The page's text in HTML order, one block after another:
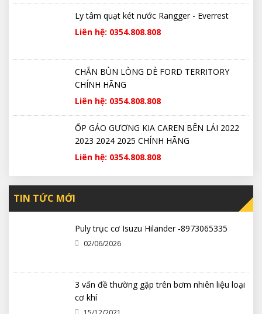
Ly tâm quạt két nước Rangger - Everrest
Liên hệ: 0354.808.808
CHẮN BÙN LÒNG DÈ FORD TERRITORY
CHÍNH HÃNG
Liên hệ: 0354.808.808
ỐP GÁO GƯƠNG KIA CAREN BÊN LÁI 2022
2023 2024 2025 CHÍNH HÃNG
Liên hệ: 0354.808.808
TIN TỨC MỚI
Puly trục cơ Isuzu Hilander -8973065335
02/06/2026
3 vấn đề thường gặp trên bơm nhiên liệu loại
cơ khí